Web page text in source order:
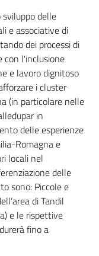
delle
e associative di
dei processi di
l'inclusione
e lavoro dignitoso
i cluster
(in particolare nelle
in
delle esperienze
Romagna e
locali nel
delle
sono: Piccole e
di Tandil
e le rispettive
fino a